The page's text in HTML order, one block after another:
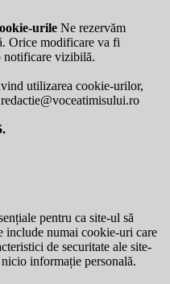
urile Ne rezervăm
Orice modificare va fi
notificare vizibilă.
utilizarea cookie-urilor,
redactie@voceatimisului.ro
pentru ca site-ul să
include numai cookie-uri care
de securitate ale site-
informație personală.